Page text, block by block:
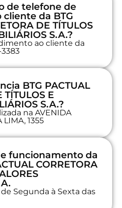
de telefone de
da BTG
DE TÍTULOS
S.A.?
ao cliente da
BTG PACTUAL
TÍTULOS E
S.A.?
na AVENIDA
LIMA, 1355
funcionamento da
CORRETORA
Segunda à Sexta das